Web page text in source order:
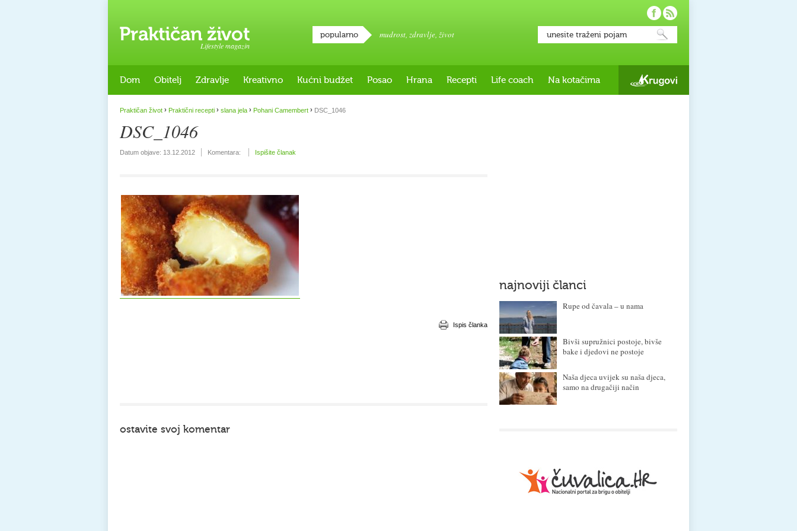
Lifestyle magazin
popularno mudrost, zdravlje, život
Dom Obitelj Zdravlje Kreativno Kućni budžet Posao Hrana Recepti Life coach Na kotačima
Praktičan život › Praktični recepti › slana jela › Pohani Camembert › DSC_1046
DSC_1046
Datum objave: 13.12.2012 Komentara: Ispišite članak
Ispis članka
ostavite svoj komentar
najnoviji članci
Rupe od čavala – u nama
Bivši supružnici postoje, bivše
bake i djedovi ne postoje
Naša djeca uvijek su naša djeca,
samo na drugačiji način